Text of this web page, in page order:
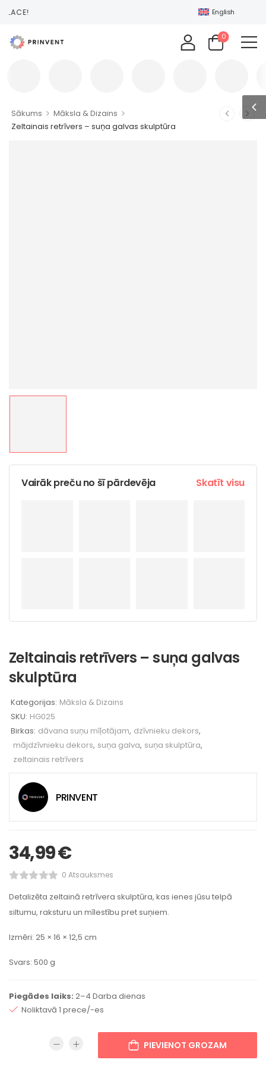
English
0
Sākums > Māksla & Dizains >
Zeltainais retrīvers – suņa galvas skulptūra
Vairāk preču no šī pārdevēja Skatīt visu
Zeltainais retrīvers – suņa galvas
skulptūra
Kategorijas: Māksla & Dizains
SKU: HG025
Birkas: dāvana suņu mīļotājam, dzīvnieku dekors,
mājdzīvnieku dekors, suņa galva, suņa skulptūra,
zeltainais retrīvers
PRINVENT
34,99€
0 Atsauksmes
Detalizēta zeltainā retrīvera skulptūra, kas ienes jūsu telpā
siltumu, raksturu un mīlestību pret suņiem.
Izmēri: 25 × 16 × 12,5 cm
Svars: 500 g
Piegādes laiks: 2–4 Darba dienas
Noliktavā 1 prece/-es
PIEVIENOT GROZAM